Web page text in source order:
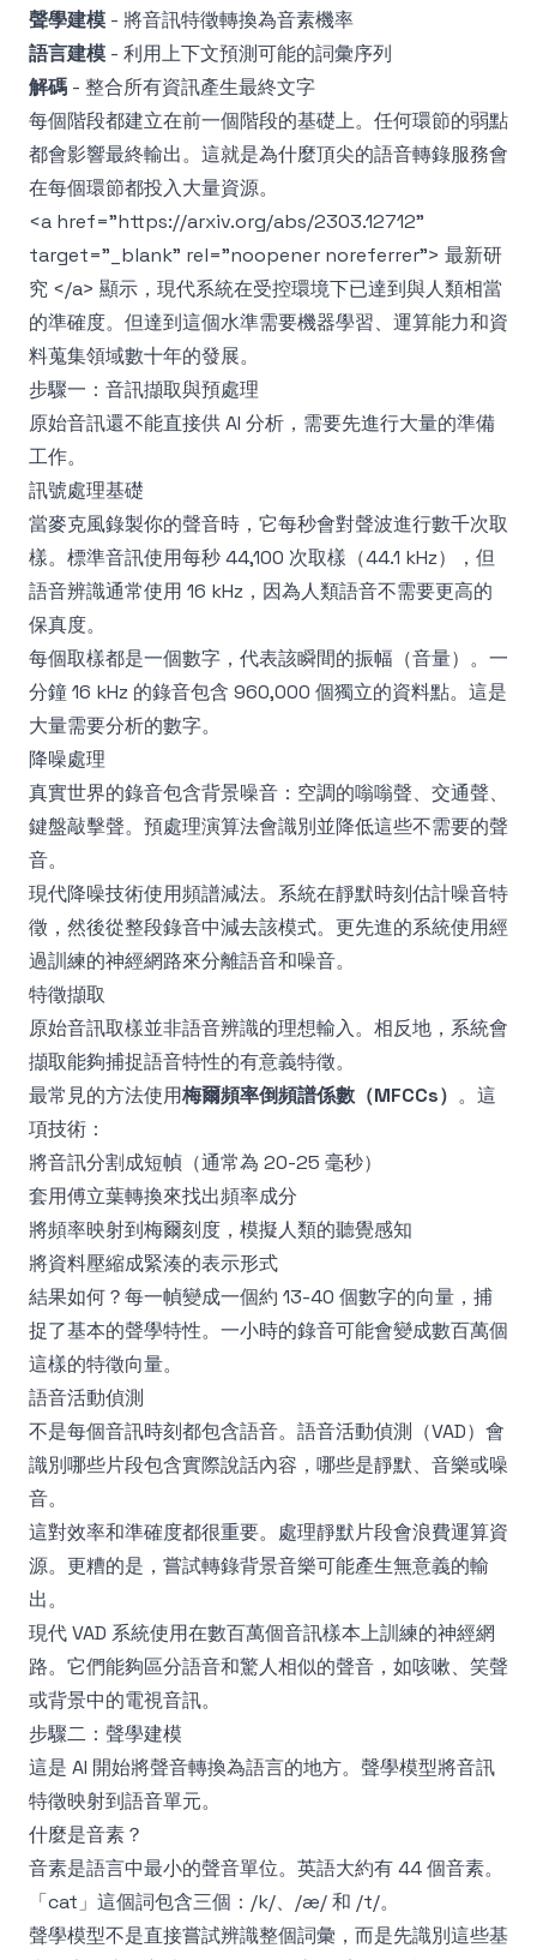
聲學建模 - 將音訊特徵轉換為音素機率
語言建模 - 利用上下文預測可能的詞彙序列
解碼 - 整合所有資訊產生最終文字
每個階段都建立在前一個階段的基礎上。任何環節的弱點
都會影響最終輸出。這就是為什麼頂尖的語音轉錄服務會
在每個環節都投入大量資源。
<a href="https://arxiv.org/abs/2303.12712"
target="_blank" rel="noopener noreferrer"> 最新研
究 </a> 顯示，現代系統在受控環境下已達到與人類相當
的準確度。但達到這個水準需要機器學習、運算能力和資
料蒐集領域數十年的發展。
步驟一：音訊擷取與預處理
原始音訊還不能直接供 AI 分析，需要先進行大量的準備
工作。
訊號處理基礎
當麥克風錄製你的聲音時，它每秒會對聲波進行數千次取
樣。標準音訊使用每秒 44,100 次取樣（44.1 kHz），但
語音辨識通常使用 16 kHz，因為人類語音不需要更高的
保真度。
每個取樣都是一個數字，代表該瞬間的振幅（音量）。一
分鐘 16 kHz 的錄音包含 960,000 個獨立的資料點。這是
大量需要分析的數字。
降噪處理
真實世界的錄音包含背景噪音：空調的嗡嗡聲、交通聲、
鍵盤敲擊聲。預處理演算法會識別並降低這些不需要的聲
音。
現代降噪技術使用頻譜減法。系統在靜默時刻估計噪音特
徵，然後從整段錄音中減去該模式。更先進的系統使用經
過訓練的神經網路來分離語音和噪音。
特徵擷取
原始音訊取樣並非語音辨識的理想輸入。相反地，系統會
擷取能夠捕捉語音特性的有意義特徵。
最常見的方法使用梅爾頻率倒頻譜係數（MFCCs） 。這
項技術：
將音訊分割成短幀（通常為 20-25 毫秒）
套用傅立葉轉換來找出頻率成分
將頻率映射到梅爾刻度，模擬人類的聽覺感知
將資料壓縮成緊湊的表示形式
結果如何？每一幀變成一個約 13-40 個數字的向量，捕
捉了基本的聲學特性。一小時的錄音可能會變成數百萬個
這樣的特徵向量。
語音活動偵測
不是每個音訊時刻都包含語音。語音活動偵測（VAD）會
識別哪些片段包含實際說話內容，哪些是靜默、音樂或噪
音。
這對效率和準確度都很重要。處理靜默片段會浪費運算資
源。更糟的是，嘗試轉錄背景音樂可能產生無意義的輸
出。
現代 VAD 系統使用在數百萬個音訊樣本上訓練的神經網
路。它們能夠區分語音和驚人相似的聲音，如咳嗽、笑聲
或背景中的電視音訊。
步驟二：聲學建模
這是 AI 開始將聲音轉換為語言的地方。聲學模型將音訊
特徵映射到語音單元。
什麼是音素？
音素是語言中最小的聲音單位。英語大約有 44 個音素。
「cat」這個詞包含三個：/k/、/æ/ 和 /t/。
聲學模型不是直接嘗試辨識整個詞彙，而是先識別這些基